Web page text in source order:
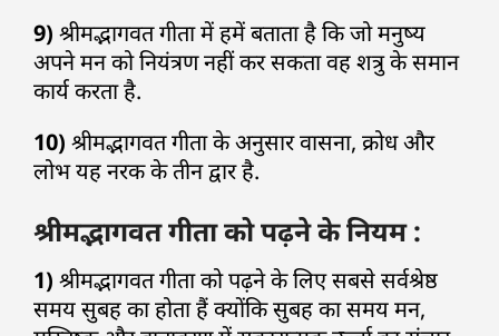
9) श्रीमद्भागवत गीता में हमें बताता है कि जो मनुष्य
अपने मन को नियंत्रण नहीं कर सकता वह शत्रु के समान
कार्य करता है.
10) श्रीमद्भागवत गीता के अनुसार वासना, क्रोध और
लोभ यह नरक के तीन द्वार है.
श्रीमद्भागवत गीता को पढ़ने के नियम :
1) श्रीमद्भागवत गीता को पढ़ने के लिए सबसे सर्वश्रेष्ठ
समय सुबह का होता हैं क्योंकि सुबह का समय मन,